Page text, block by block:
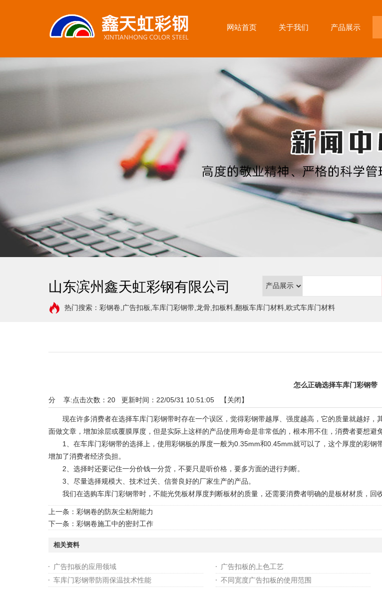
网站首页 关于我们 产品展示
山东滨州鑫天虹彩钢有限公司
热门搜索：彩钢卷,广告扣板,车库门彩钢带,龙骨,扣板料,翻板车库门材料,欧式车库门材料
怎么正确选择车库门彩钢带
点击次数： 20 更新时间：22/05/31 10:51:05 【关闭】
分 享:
现在许多消费者在选择车库门彩钢带时存在一个误区，觉得彩钢带越厚、强度越高，它的质量就越好，
面做文章，增加涂层或覆膜厚度，但是实际上这样的产品使用寿命是非常低的，根本用不住，消费者要想避
1、在车库门彩钢带的选择上，使用彩钢板的厚度一般为0.35mm和0.45mm就可以了，这个厚度的彩钢
增加了消费者经济负担。
2、选择时还要记住一分价钱一分货，不要只是听价格，要多方面的进行判断。
3、尽量选择规模大、技术过关、信誉良好的厂家生产的产品。
我们在选购车库门彩钢带时，不能光凭板材厚度判断板材的质量，还需要消费者明确的是板材材质，回
上一条： 彩钢卷的防灰尘粘附能力
下一条： 彩钢卷施工中的密封工作
相关资料
广告扣板的应用领域 广告扣板的上色工艺
车库门彩钢带防雨保温技术性能
不同宽度广告扣板的使用范围